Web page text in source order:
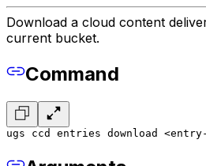
Download a cloud content
current bucket.
Command
ugs ccd entries download